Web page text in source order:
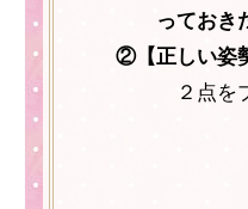
っておき
②【正しい姿
２点を